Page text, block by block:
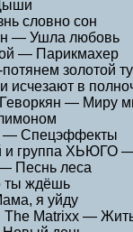
словно сон
— Ушла любовь
— Парикмахер
золотой
исчезают в
— Миру
— Спецэффекты
и группа ХЬЮГО
Песнь леса
ты ждёшь
я уйду
Matrixx — Жить